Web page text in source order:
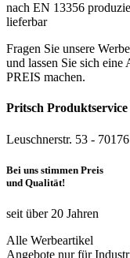
nach EN 13356
lieferbar
Fragen Sie unsere
und lassen Sie sich
PREIS machen.
Pritsch
Leuschnerstr. 53 -
Bei uns stimmen Preis
und Qualität!
seit über 20 Jahren
Alle Werbeartikel
Angebote nur für